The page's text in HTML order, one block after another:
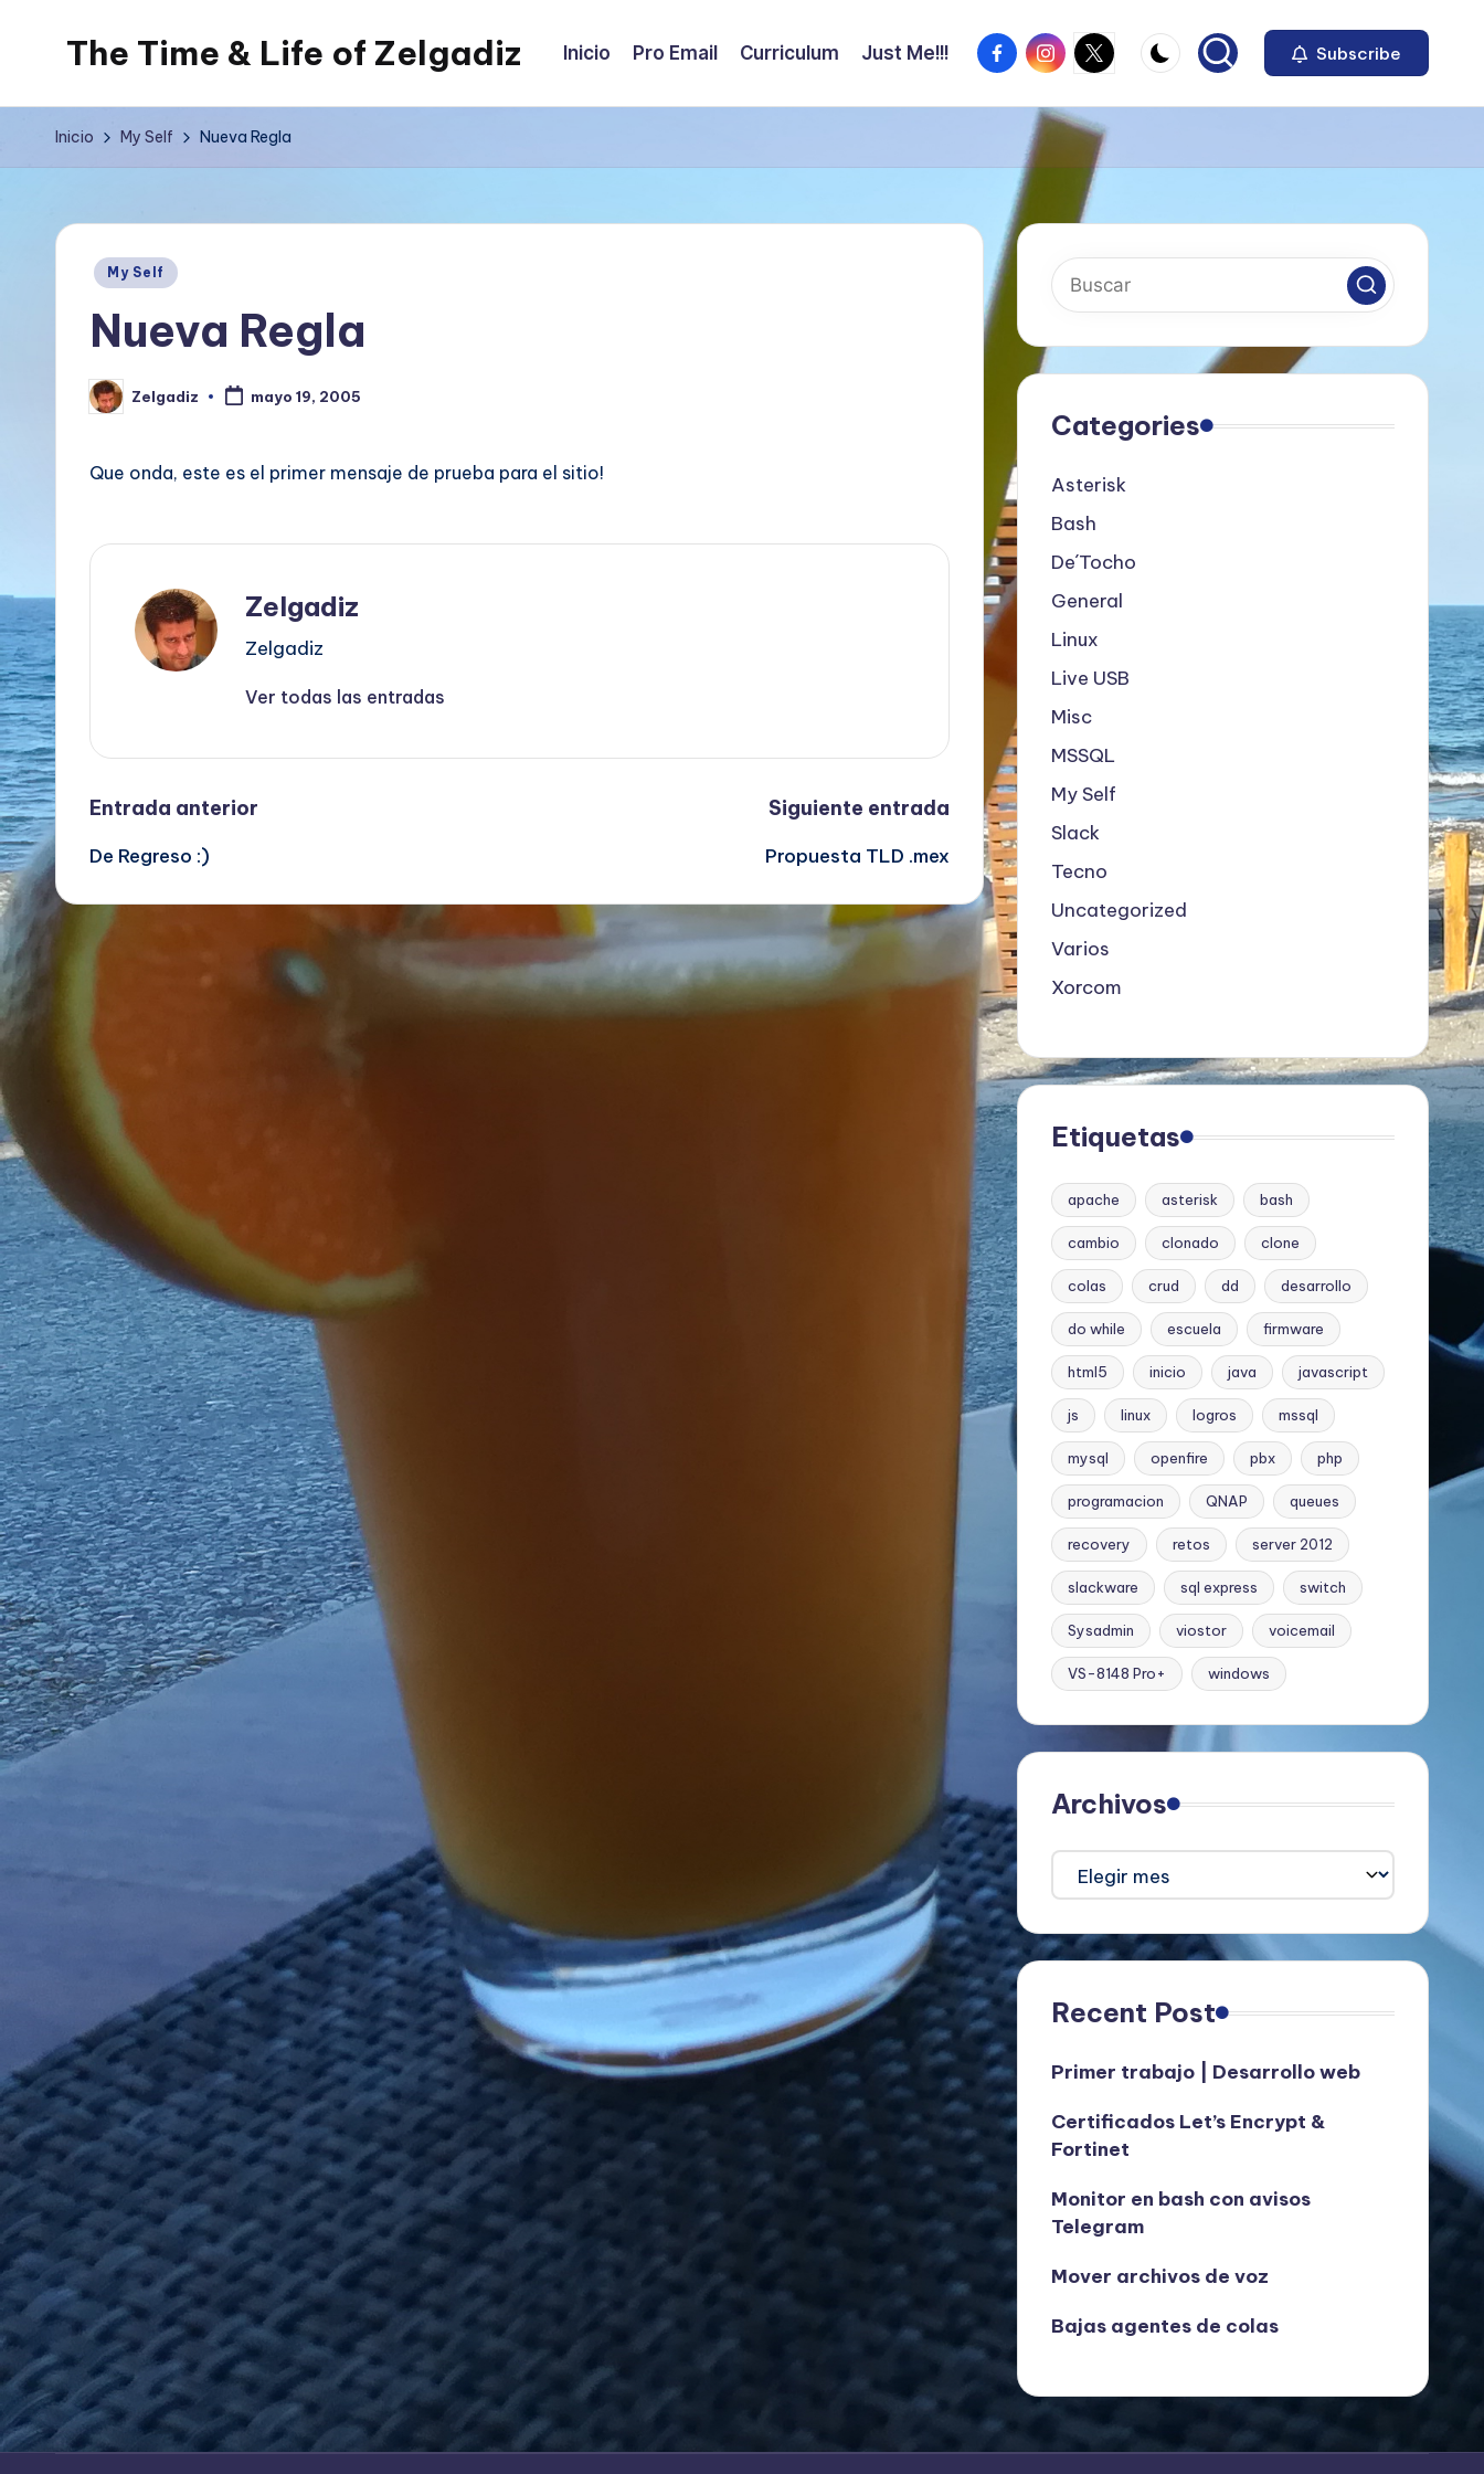
The Time & Life of Zelgadiz
The
Inicio Pro Email Curriculum Just Me!!! facebookinstagram
x Subscribe
Inicio My Self Nueva Regla
Publicado
My Self
Nueva Regla
Publicado
por
Zelgadiz mayo 19, 2005
Que onda, este es el primer mensaje de prueba para el sitio!
Zelgadiz
Zelgadiz
Ver todas las entradas
Navegación
de
entradas
Entrada anterior
De Regreso :)
Siguiente entrada
Propuesta TLD .mex
Categories
Asterisk
Bash
De´Tocho
General
Linux
Live USB
Misc
MSSQL
My Self
Slack
Tecno
Uncategorized
Varios
Xorcom
Etiquetas
apache asterisk bash
cambio clonado clone
colas crud dd desarrollo
do while escuela firmware
html5 inicio java javascript
js linux logros mssql
mysql openfire pbx php
programacion QNAP queues
recovery retos server 2012
slackware sql express switch
Sysadmin viostor voicemail
VS-8148 Pro+ windows
Archivos
Archivos
Recent Post
Primer trabajo | Desarrollo web
Certificados Let’s Encrypt &
Fortinet
Monitor en bash con avisos
Telegram
Mover archivos de voz
Bajas agentes de colas